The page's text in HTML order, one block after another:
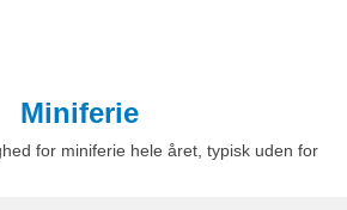
Miniferie
for miniferie hele året, typisk uden for